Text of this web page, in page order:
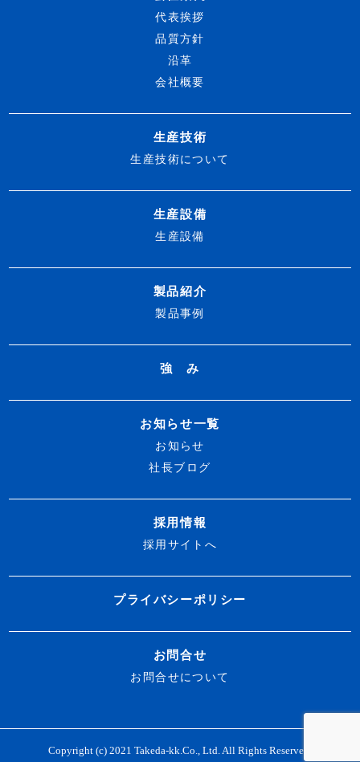
代表挨拶
品質方針
沿革
会社概要
生産技術
生産技術について
生産設備
生産設備
製品紹介
製品事例
強 み
お知らせ一覧
お知らせ
社長ブログ
採用情報
採用サイトへ
プライバシーポリシー
お問合せ
お問合せについて
Copyright (c) 2021 Takeda-kk.Co., Ltd. All Rights Reserved.